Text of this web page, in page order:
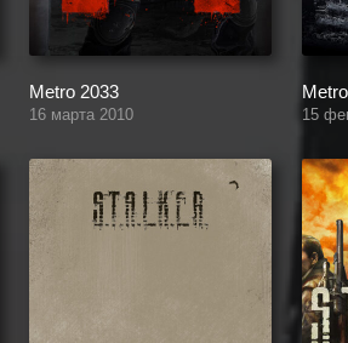
Metro 2033
16 марта 2010 15